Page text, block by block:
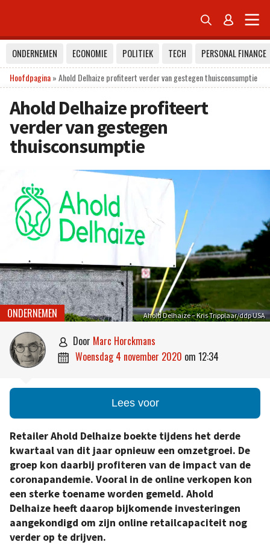
 
ONDERNEMEN ECONOMIE POLITIEK TECH
PERSONAL FINANCE
Hoofdpagina»Ahold Delhaize profiteert verder van gestegen thuisconsumptie
Ahold Delhaize profiteert
verder van gestegen
thuisconsumptie
Ahold Delhaize – Kris Tripplaar/ddp USA
ONDERNEMEN
 door Marc Horckmans
 woensdag 4 november 2020 om 12:34
Lees voor
Retailer Ahold Delhaize boekte tijdens het derde
kwartaal van dit jaar opnieuw een omzetgroei. De
groep kon daarbij profiteren van de impact van de
coronapandemie. Vooral in de online verkopen kon
een sterke toename worden gemeld. Ahold
Delhaize heeft daarop bijkomende investeringen
aangekondigd om zijn online retailcapaciteit nog
verder op te drijven.